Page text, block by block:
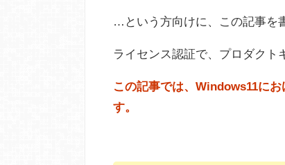
…という方向けに、この記事を
ライセンス認証で、プロダクト
この記事では、Windows11に
す。